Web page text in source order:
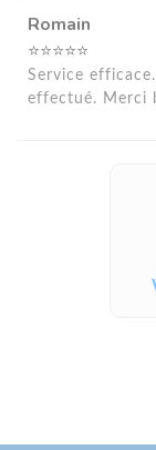
Romain
⭐⭐⭐⭐⭐
Service
effectué. Merci